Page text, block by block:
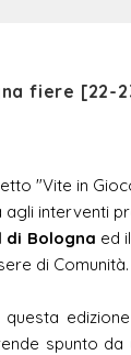
fiere [22-
"Vite in
interventi
di Bologna ed il
di Comunità.
spunto